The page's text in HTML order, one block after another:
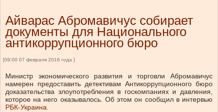
Айварас Абромавичус собирает
документы для Национального
антикоррупционного бюро
[09:00 07 февраля 2016 года ]
Министр экономического развития и торговли Абромавичус
намерен предоставить детективам Антикоррупционного бюро
доказательства злоупотребления в госкомпаниях и давления,
которое на него оказывалось. Об этом он сообщил в интервью
РБК-Украина.